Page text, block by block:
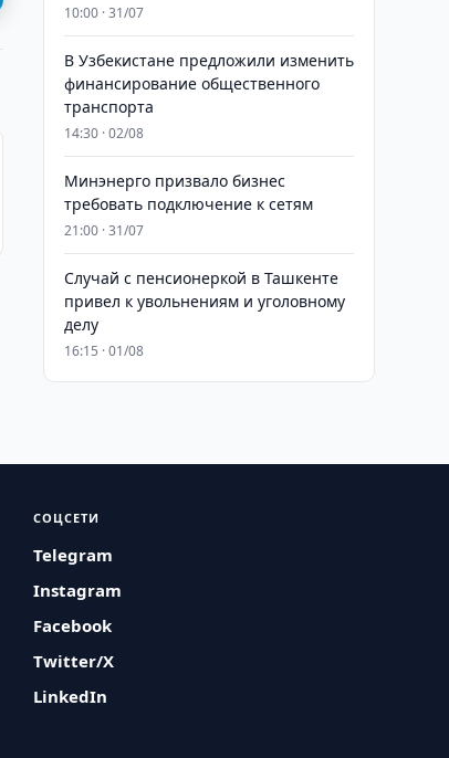
10:00 · 31/07
В Узбекистане предложили изменить
финансирование общественного
транспорта
14:30 · 02/08
Минэнерго призвало бизнес
требовать подключение к сетям
21:00 · 31/07
Случай с пенсионеркой в Ташкенте
привел к увольнениям и уголовному
делу
16:15 · 01/08
СОЦСЕТИ
Telegram
Instagram
Facebook
Twitter/X
LinkedIn